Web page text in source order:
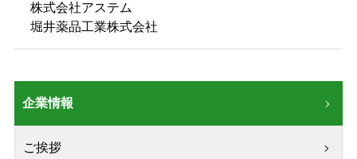
株式会社アステム
堀井薬品工業株式会社
企業情報
ご挨拶